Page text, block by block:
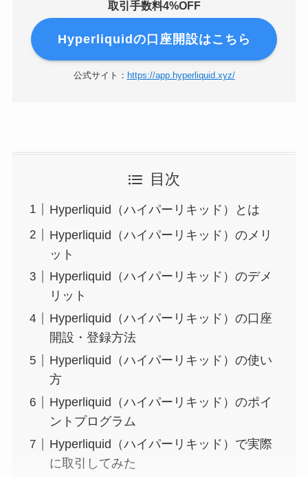
取引手数料4%OFF
Hyperliquidの口座開設はこちら
公式サイト： https://app.hyperliquid.xyz/
目次
Hyperliquid（ハイパーリキッド）とは
Hyperliquid（ハイパーリキッド）のメリ
ット
Hyperliquid（ハイパーリキッド）のデメ
リット
Hyperliquid（ハイパーリキッド）の口座
開設・登録方法
Hyperliquid（ハイパーリキッド）の使い
方
Hyperliquid（ハイパーリキッド）のポイ
ントプログラム
Hyperliquid（ハイパーリキッド）で実際
に取引してみた